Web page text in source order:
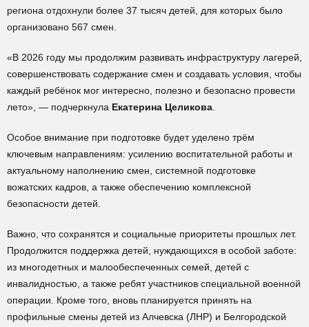
региона отдохнули более 37 тысяч детей, для которых было
организовано 567 смен.
«В 2026 году мы продолжим развивать инфраструктуру лагерей,
совершенствовать содержание смен и создавать условия, чтобы
каждый ребёнок мог интересно, полезно и безопасно провести
лето», — подчеркнула Екатерина Целикова
Особое внимание при подготовке будет уделено трём
ключевым направлениям: усилению воспитательной работы и
актуальному наполнению смен, системной подготовке
вожатских кадров, а также обеспечению комплексной
безопасности детей.
Важно, что сохранятся и социальные приоритеты прошлых лет.
Продолжится поддержка детей, нуждающихся в особой заботе:
из многодетных и малообеспеченных семей, детей с
инвалидностью, а также ребят участников специальной военной
операции. Кроме того, вновь планируется принять на
профильные смены детей из Алчевска (ЛНР) и Белгородской